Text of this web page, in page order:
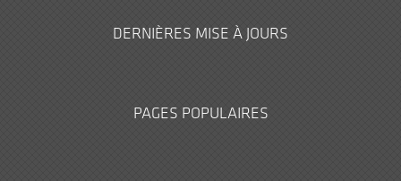
DERNIÈRES MISE À JOURS
PAGES POPULAIRES